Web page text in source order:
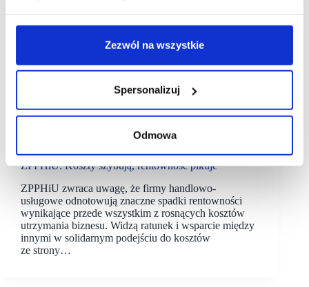
Zezwól na wszystkie
Spersonalizuj
Odmowa
ZPPHiU
ZPPHiU: Koszty szybują, rentowność pikuje
ZPPHiU zwraca uwagę, że firmy handlowo-
usługowe odnotowują znaczne spadki rentowności
wynikające przede wszystkim z rosnących kosztów
utrzymania biznesu. Widzą ratunek i wsparcie między
innymi w solidarnym podejściu do kosztów
ze strony…